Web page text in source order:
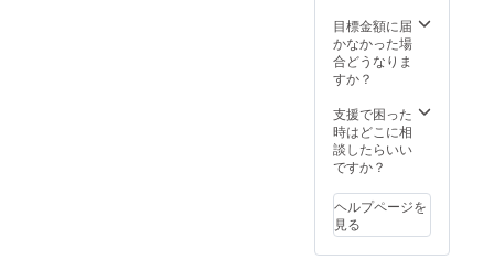
目標金額に届
かなかった場
合どうなりま
すか？
支援で困った
時はどこに相
談したらいい
ですか？
ヘルプページを
見る